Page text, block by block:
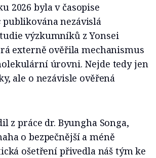
2026 byla v časopise
publikována nezávislá
výzkumníků z Yonsei
externě ověřila mechanismus
úrovni. Nejde tedy jen
ale o nezávisle ověřená
z práce dr. Byungha Songa,
o bezpečnější a méně
ošetření přivedla náš tým ke